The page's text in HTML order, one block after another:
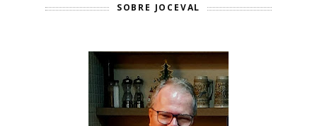
SOBRE JOCEVAL